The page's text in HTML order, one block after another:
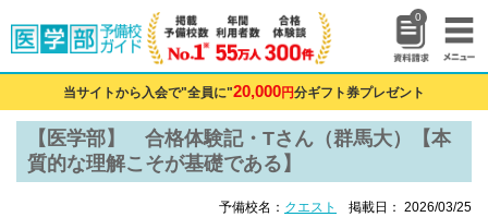
0
当サイトから入会で"全員に"20,000円分ギフト券プレゼント
【医学部】 合格体験記・Tさん（群馬大）【本
質的な理解こそが基礎である】
予備校名： クエスト 掲載日： 2026/03/25